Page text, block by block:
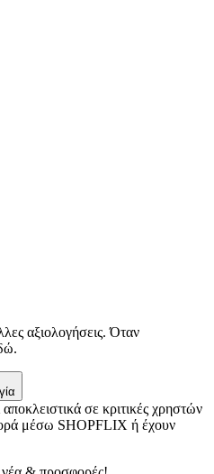
μετρήσεις σχετικά με
Επίσης, κοινοποιούμε
μέρους σας χρήση της
αξιολογήσεις. Όταν
σε κριτικές χρηστών
μέσω SHOPFLIX ή έχουν